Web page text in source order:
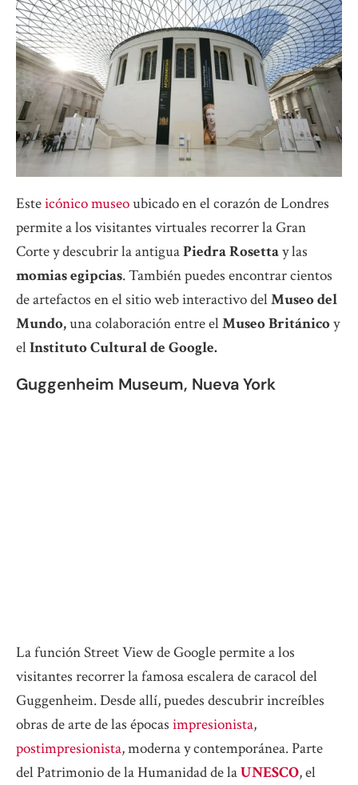
Esteicónico museoubicado en el corazón de Londres
permite a los visitantes virtuales recorrer la Gran
Corte y descubrir la antiguaPiedra Rosettay las
momias egipcias. También puedes encontrar cientos
de artefactos en el sitio web interactivo delMuseo del
Mundo,una colaboración entre elMuseo Británicoy
elInstituto Cultural de Google.
Guggenheim Museum, Nueva York
La función Street View de Google permite a los
visitantes recorrer la famosa escalera de caracol del
Guggenheim. Desde allí, puedes descubrir increíbles
obras de arte de las épocas impresionista,
postimpresionista, moderna y contemporánea. Parte
del Patrimonio de la Humanidad de laUNESCO, el